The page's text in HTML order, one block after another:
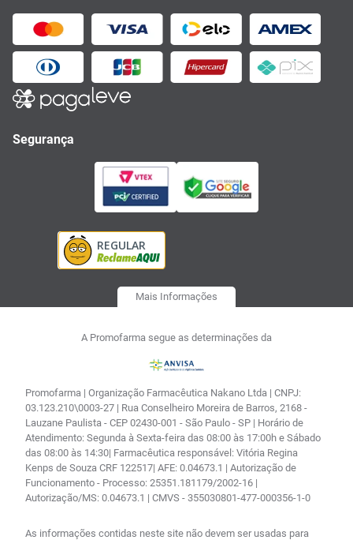
Segurança
Mais Informações
A Promofarma segue as determinações da
Promofarma | Organização Farmacêutica Nakano Ltda | CNPJ:
03.123.210\0003-27 | Rua Conselheiro Moreira de Barros, 2168 -
Lauzane Paulista - CEP 02430-001 - São Paulo - SP | Horário de
Atendimento: Segunda à Sexta-feira das 08:00 às 17:00h e Sábado
das 08:00 às 14:30| Farmacêutica responsável: Vitória Regina
Kenps de Souza CRF 122517| AFE: 0.04673.1 | Autorização de
Funcionamento - Processo: 25351.181179/2002-16 |
Autorização/MS: 0.04673.1 | CMVS - 355030801-477-000356-1-0
As informações contidas neste site não devem ser usadas para